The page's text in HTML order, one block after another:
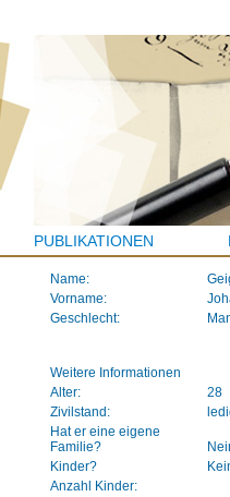
PUBLIKATIONEN
Name:
Vorname:
Geschlecht:
Weitere Informationen
Alter:
28
Zivilstand:
Hat er eine eigene
Familie?
Kinder?
Anzahl Kinder: